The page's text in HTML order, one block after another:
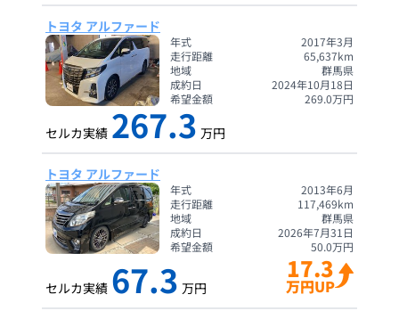
トヨタ アルファード
年式
2017年3月
走行距離
65,637km
地域
群馬県
成約日
2024年10月18日
希望金額
269.0万円
セルカ実績 267.3 万円
トヨタ アルファード
年式
2013年6月
走行距離
117,469km
地域
群馬県
成約日
2026年7月31日
希望金額
50.0万円
セルカ実績 67.3 万円
17.3
万円UP